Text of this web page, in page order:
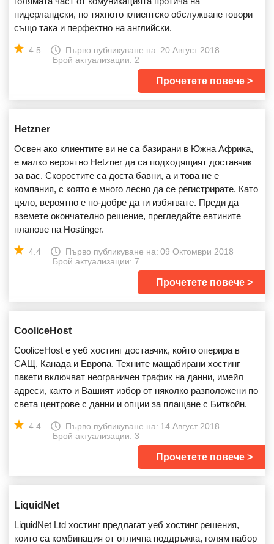
нидерландски, но тяхното клиентско обслужване говори
също така и перфектно на английски.
4.5 Първо публикуване на: 20 Август 2018
Брой актуализации: 2
Прочетете повече
Hetzner
Освен ако клиентите ви не са базирани в Южна Африка,
е малко вероятно Hetzner да са подходящият доставчик
за вас. Скоростите са доста бавни, а и това не е
компания, с която е много лесно да се регистрирате. Като
цяло, вероятно е по-добре да ги избягвате. Преди да
вземете окончателно решение, прегледайте евтините
планове на Hostinger.
4.4 Първо публикуване на: 09 Октомври 2018
Брой актуализации: 7
Прочетете повече
CooliceHost
CooliceHost е уеб хостинг доставчик, който оперира в
САЩ, Канада и Европа. Техните мащабирани хостинг
пакети включват неограничен трафик на данни, имейл
адреси, както и Вашият избор от няколко разположени по
света центрове с данни и опции за плащане с Биткойн.
4.4 Първо публикуване на: 14 Август 2018
Брой актуализации: 3
Прочетете повече
LiquidNet
LiquidNet Ltd хостинг предлагат уеб хостинг решения,
които са комбинация от отлична поддръжка, голям набор